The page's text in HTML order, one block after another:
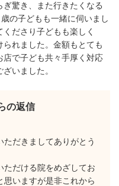
驚き、また行きたくなる
の子どもも一緒に伺いまし
ださり子どもも楽しく
れました。金額もとても
店で子ども共々手厚く対応
いました。
の返信
だきましてありがとう
ただける院をめざしてお
思いますが是非これから